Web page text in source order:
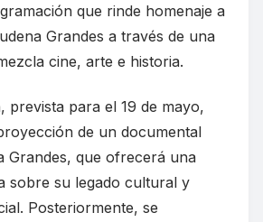
que rinde homenaje a
Grandes a través de una
cine, arte e historia.
prevista para el 19 de mayo,
de un documental
Grandes, que ofrecerá una
sobre su legado cultural y
Posteriormente, se